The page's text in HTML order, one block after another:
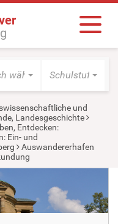
wählen Schulstufe
und
Landesgeschichte
Entdecken:
Ein- und
Auswandererhafen